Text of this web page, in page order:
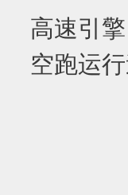
高速引擎
空跑运